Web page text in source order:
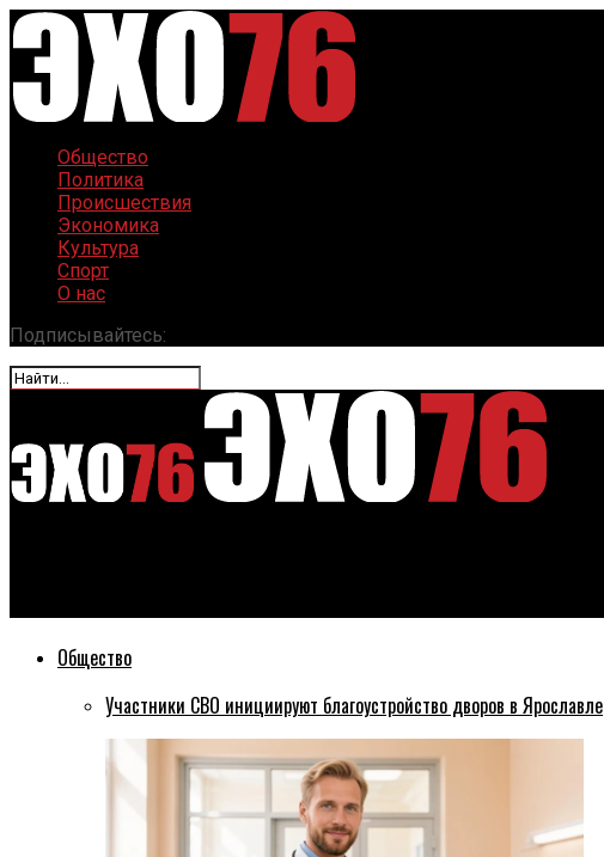
Общество
Политика
Происшествия
Экономика
Культура
Спорт
О нас
Подписывайтесь:
Общество
Участники СВО инициируют благоустройство дворов в Ярославле